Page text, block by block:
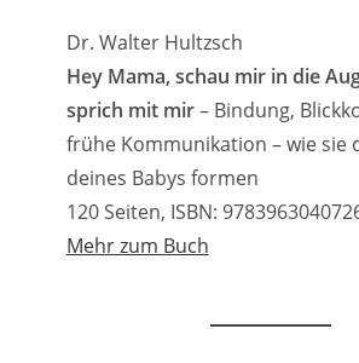
Dr. Walter Hultzsch
Hey Mama, schau mir in die
sprich mit mir– Bindung,
frühe Kommunikation – wie sie
deines Babys formen
120 Seiten, ISBN:
Mehr zum Buch